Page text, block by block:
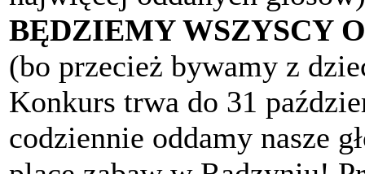
BĘDZIEMY WSZYSCY
(bo przecież bywamy z
Konkurs trwa do 31
codziennie oddamy nasze